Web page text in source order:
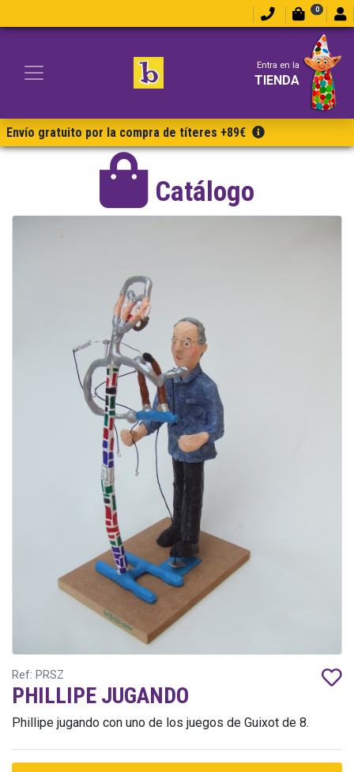
0
Entra en la
TIENDA
Envío gratuito por la compra de títeres +89€
Catálogo
Ref: PRSZ
PHILLIPE JUGANDO
Phillipe jugando con uno de los juegos de Guixot de 8.